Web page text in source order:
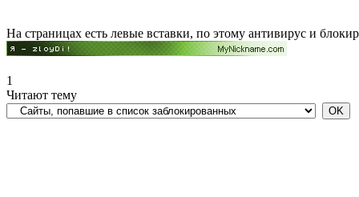
На страницах есть левые вставки, по этому антивирус и
1
Читают тему